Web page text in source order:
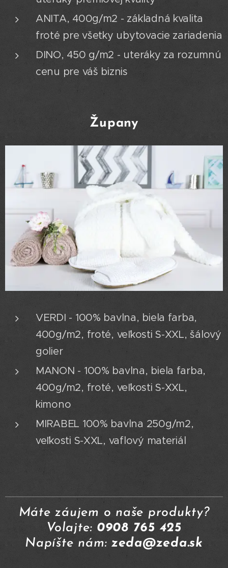
ANITA, 400g/m2 - základná kvalita
froté pre všetky ubytovacie zariadenia
DINO, 450 g/m2 - uteráky za rozumnú
cenu pre váš biznis
Župany
VERDI - 100% bavlna, biela farba,
400g/m2, froté, veľkosti S-XXL, šálový
golier
MANON - 100% bavlna, biela farba,
400g/m2, froté, veľkosti S-XXL,
kimono
MIRABEL 100% bavlna 250g/m2,
veľkosti S-XXL, vaflový materiál
Máte záujem o naše produkty?
Volajte: 0908 765 425
Napíšte nám: zeda@zeda.sk